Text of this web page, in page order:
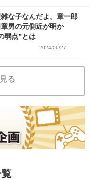
雑な子なんだよ。章一郎
男の元側近が明か
弱点”とは
2024/06/27
る